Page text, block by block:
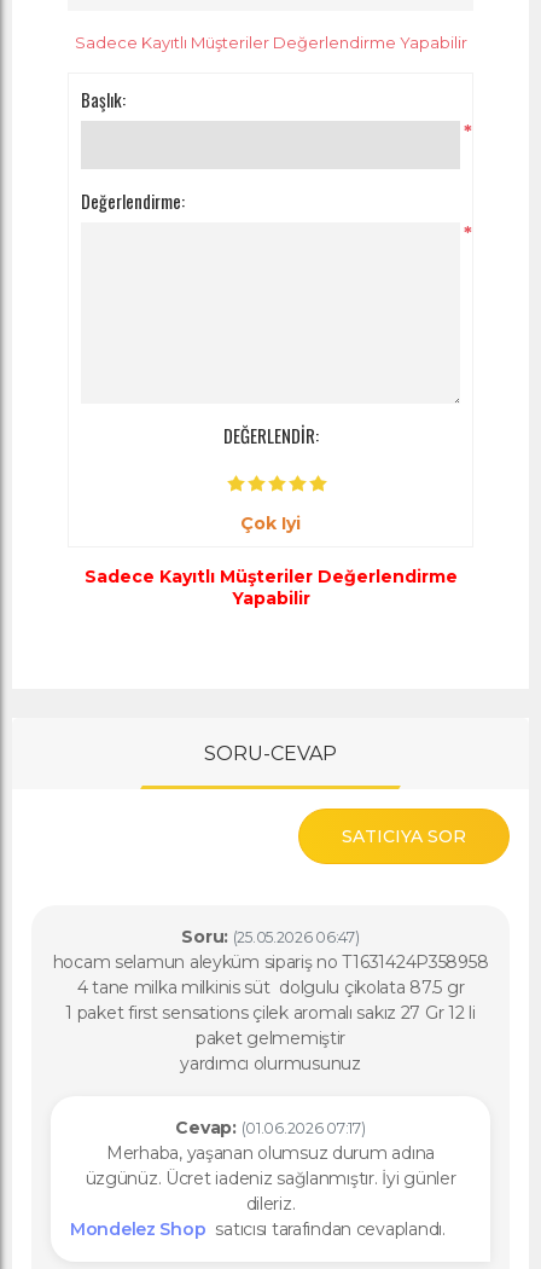
Sadece Kayıtlı Müşteriler Değerlendirme Yapabilir
Başlık:
*
Değerlendirme:
*
DEĞERLENDİR:
Çok Iyi
Sadece Kayıtlı Müşteriler Değerlendirme
Yapabilir
SORU-CEVAP
SATICIYA SOR
Soru: (25.05.2026 06:47)
hocam selamun aleyküm sipariş no T1631424P358958
4 tane milka milkinis süt dolgulu çikolata 87.5 gr
1 paket first sensations çilek aromalı sakız 27 Gr 12 li
paket gelmemiştir
yardımcı olurmusunuz
Cevap: (01.06.2026 07:17)
Merhaba, yaşanan olumsuz durum adına
üzgünüz. Ücret iadeniz sağlanmıştır. İyi günler
dileriz.
Mondelez Shop satıcısı tarafından cevaplandı.